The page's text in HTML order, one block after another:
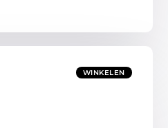
WINKELEN